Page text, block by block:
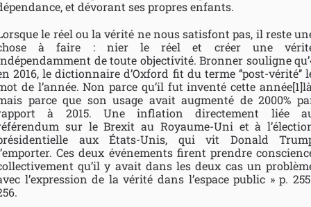
et dévorant ses propres enfants.
le réel ou la vérité ne nous satisfont pas, il reste
à faire : nier le réel et créer une
de toute objectivité. Bronner souligne
2016, le dictionnaire d’Oxford fit du terme ‘’post-vérité’’
de l’année. Non parce qu’il fut inventé cette
parce que son usage avait augmenté de 2000%
à 2015. Une inflation directement liée
sur le Brexit au Royaume-Uni et à
aux États-Unis, qui vit Donald
Ces deux événements firent prendre
qu’il y avait dans les deux cas un
l’expression de la vérité dans l’espace public » p.